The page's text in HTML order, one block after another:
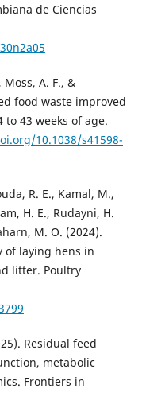
de Ciencias
Moss, A. F., &
food waste improved
43 weeks of age.
10.1038/s41598-
R. E., Kamal, M.,
H. E., Rudayni, H.
M. O. (2024).
of laying hens in
litter. Poultry
Residual feed
metabolic
Frontiers in